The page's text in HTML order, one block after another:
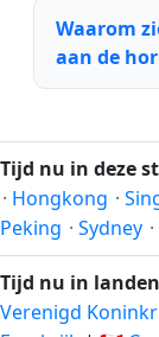
Waarom
aan de
Tijd nu in deze
· Hongkong ·
Peking · Sydney ·
Tijd nu in
Verenigd